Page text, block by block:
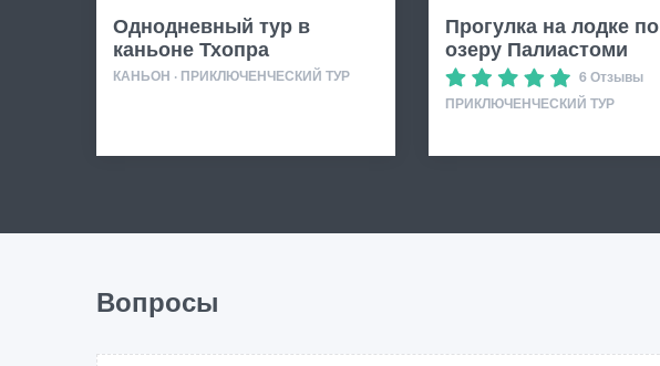
Однодневный тур в
каньоне Тхопра
КАНЬОН · ПРИКЛЮЧЕНЧЕСКИЙ ТУР
Прогулка на лодке по
озеру Палиастоми
6 Отзывы
ПРИКЛЮЧЕНЧЕСКИЙ ТУР
Вопросы